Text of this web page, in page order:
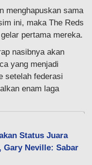
menghapuskan sama
ini, maka The Reds
pertama mereka.
nasibnya akan
yang menjadi
setelah federasi
enam laga
Status Juara
Gary Neville: Sabar